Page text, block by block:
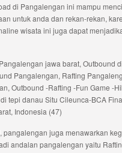
di Pangalengan ini mampu
untuk anda dan rekan-rekan,
wisata ini juga dapat
pangalengan juga menawarkan
andalan pangalengan yaitu